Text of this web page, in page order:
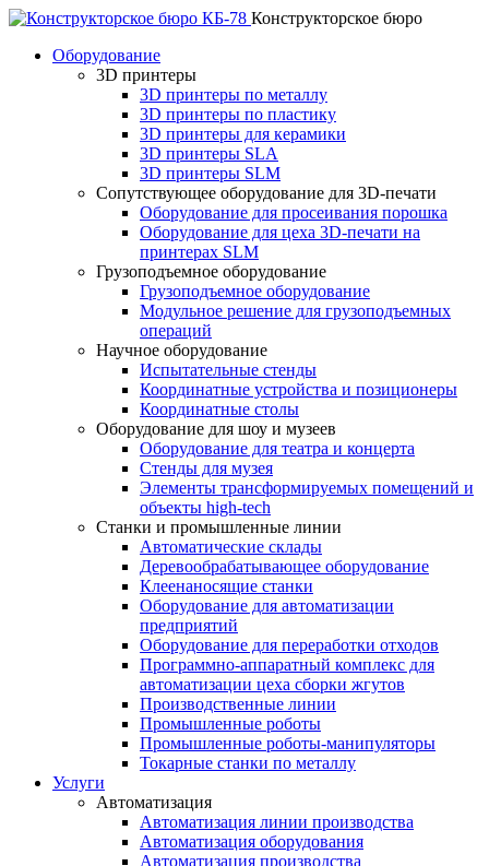
Конструкторское бюро
Оборудование
3D принтеры
3D принтеры по металлу
3D принтеры по пластику
3D принтеры для керамики
3D принтеры SLA
3D принтеры SLM
Сопутствующее оборудование для 3D-печати
Оборудование для просеивания порошка
Оборудование для цеха 3D-печати на
принтерах SLM
Грузоподъемное оборудование
Грузоподъемное оборудование
Модульное решение для грузоподъемных
операций
Научное оборудование
Испытательные стенды
Координатные устройства и позиционеры
Координатные столы
Оборудование для шоу и музеев
Оборудование для театра и концерта
Стенды для музея
Элементы трансформируемых помещений и
объекты high-tech
Станки и промышленные линии
Автоматические склады
Деревообрабатывающее оборудование
Клеенаносящие станки
Оборудование для автоматизации
предприятий
Оборудование для переработки отходов
Программно-аппаратный комплекс для
автоматизации цеха сборки жгутов
Производственные линии
Промышленные роботы
Промышленные роботы-манипуляторы
Токарные станки по металлу
Услуги
Автоматизация
Автоматизация линии производства
Автоматизация оборудования
Автоматизация производства